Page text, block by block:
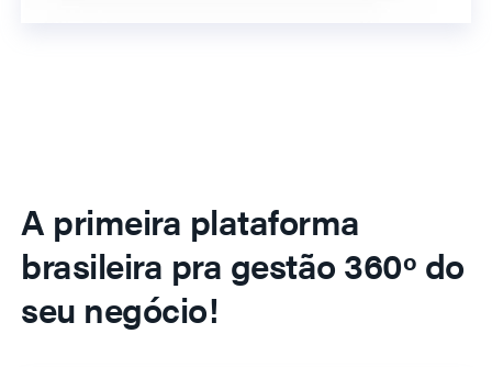
A primeira plataforma
brasileira pra gestão 360º do
seu negócio!